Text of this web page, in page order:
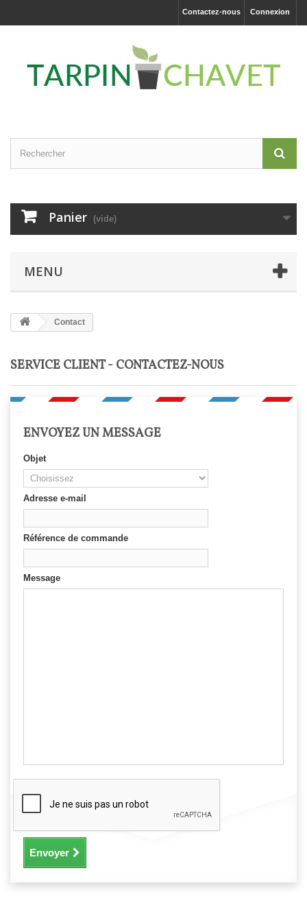
Connexion
Contactez-nous
Panier (vide)
MENU
Contact
SERVICE CLIENT - CONTACTEZ-NOUS
ENVOYEZ UN MESSAGE
Objet
Adresse e-mail
Référence de commande
Message
Envoyer